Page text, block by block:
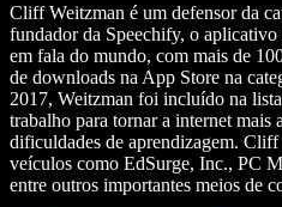
Cliff Weitzman é um defensor da
fundador da Speechify, o
em fala do mundo, com mais de
de downloads na App Store na
2017, Weitzman foi incluído na
trabalho para tornar a internet mais
dificuldades de aprendizagem.
veículos como EdSurge, Inc., PC
entre outros importantes meios de